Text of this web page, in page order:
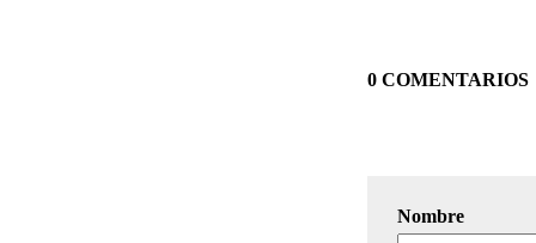
0 COMENTARIOS
Nombre